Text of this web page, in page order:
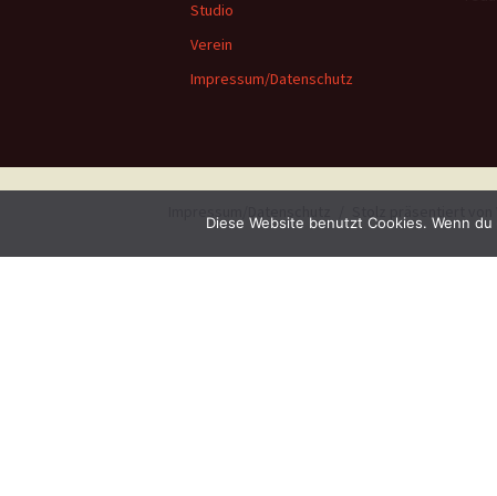
Studio
Verein
Impressum/Datenschutz
Diese Website benutzt Cookies. Wenn